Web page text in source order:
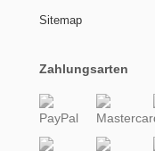
Sitemap
Zahlungsarten